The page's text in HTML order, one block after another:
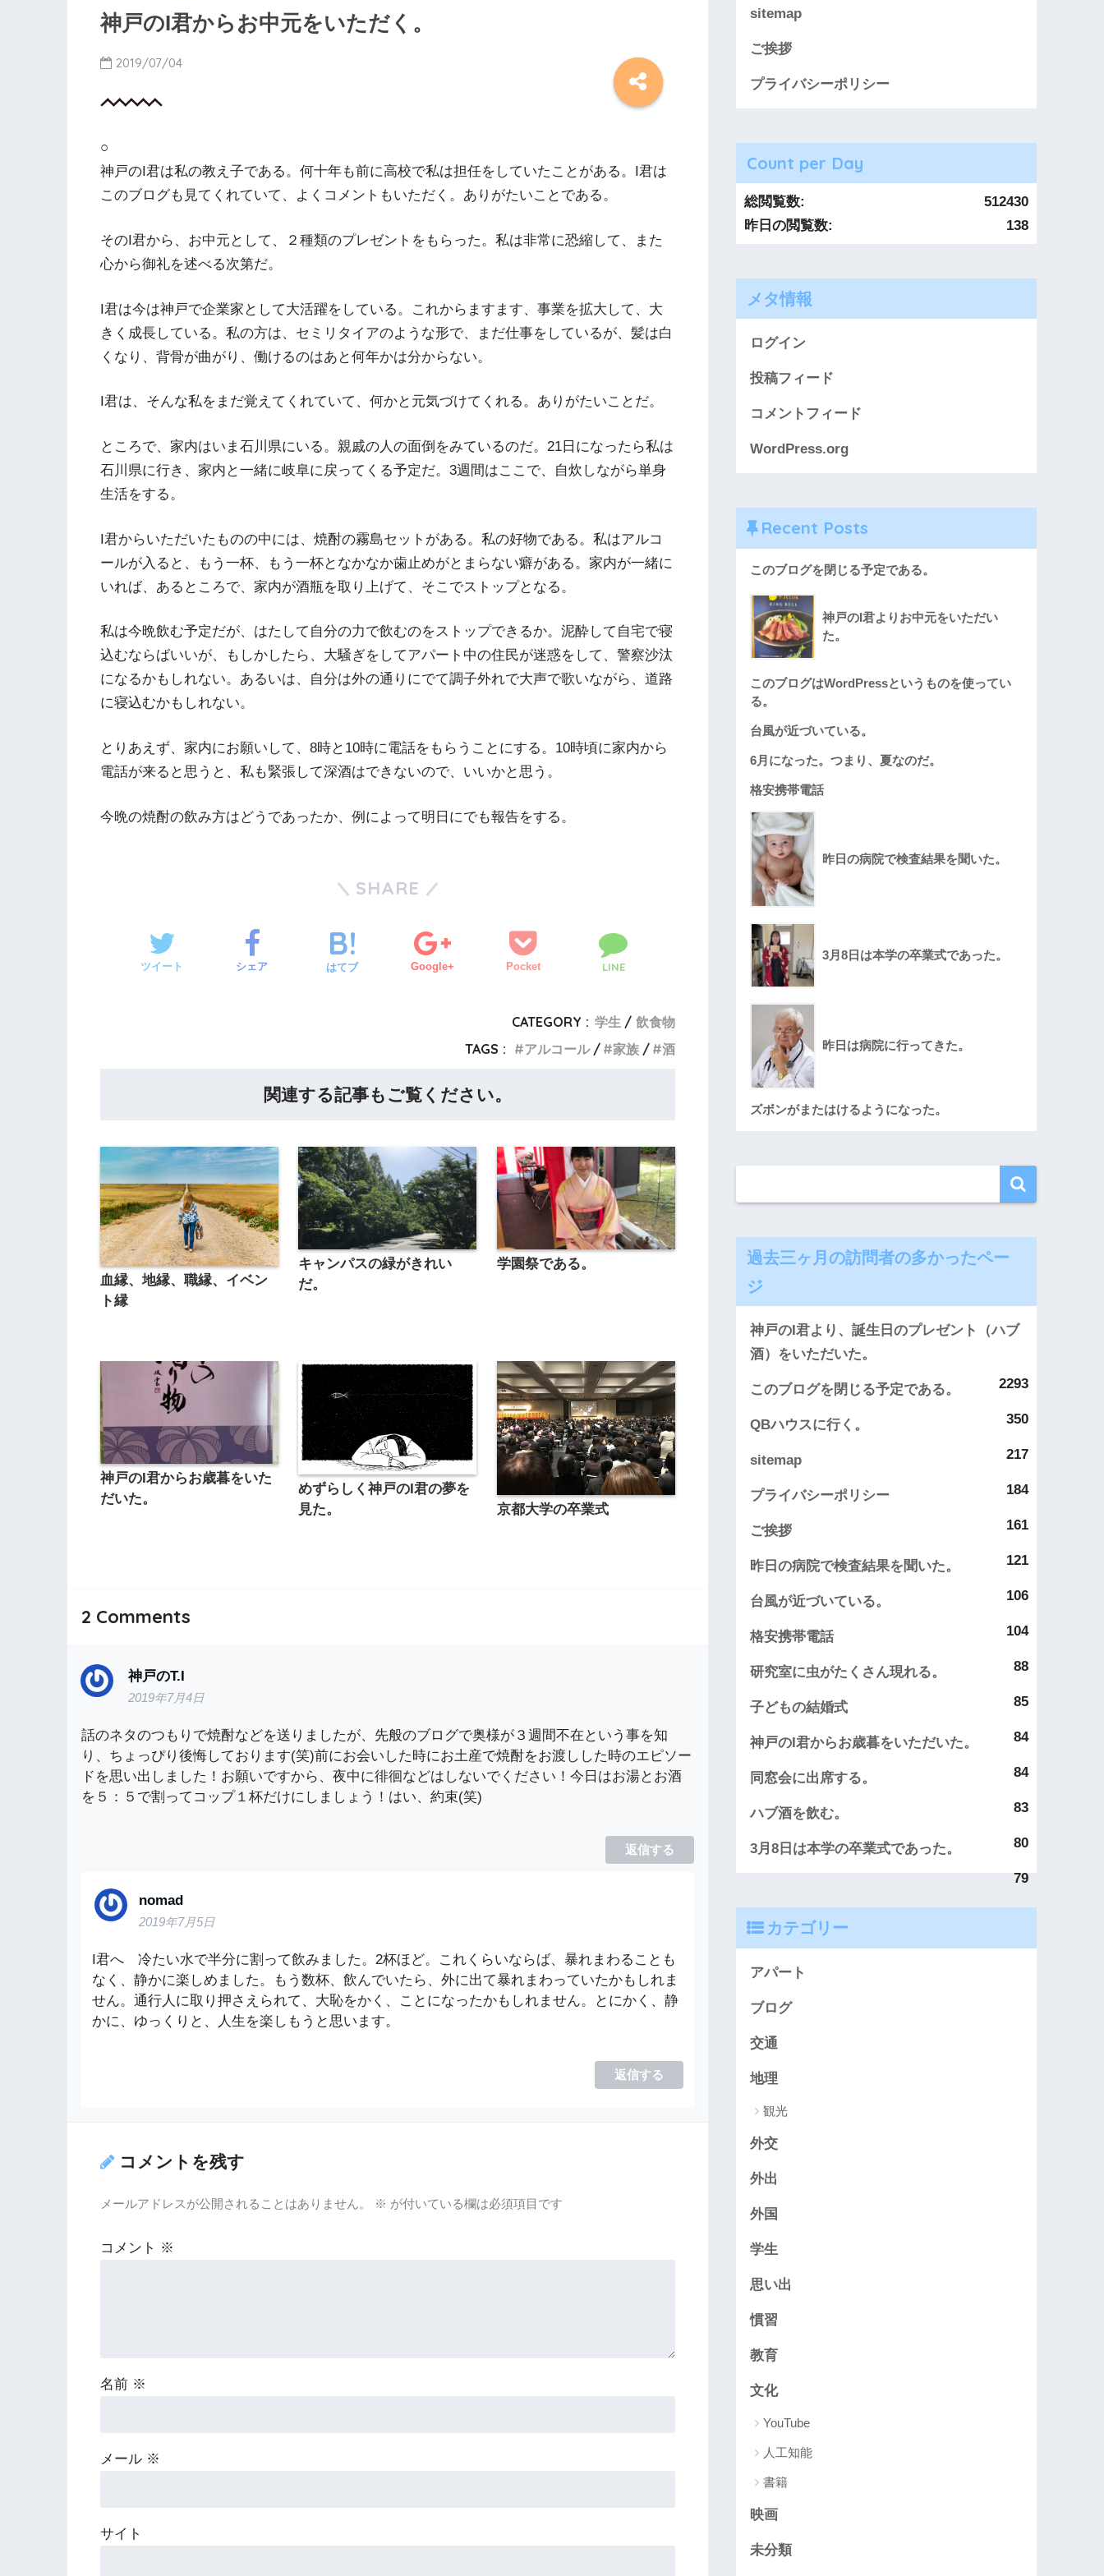
神戸のI君からお中元をいただく。
2019/07/04
○
神戸のI君は私の教え子である。何十年も前に高校で私は担任をしていたことがある。I君は
このブログも見てくれていて、よくコメントもいただく。ありがたいことである。
そのI君から、お中元として、２種類のプレゼントをもらった。私は非常に恐縮して、また
心から御礼を述べる次第だ。
I君は今は神戸で企業家として大活躍をしている。これからますます、事業を拡大して、大
きく成長している。私の方は、セミリタイアのような形で、まだ仕事をしているが、髪は白
くなり、背骨が曲がり、働けるのはあと何年かは分からない。
I君は、そんな私をまだ覚えてくれていて、何かと元気づけてくれる。ありがたいことだ。
ところで、家内はいま石川県にいる。親戚の人の面倒をみているのだ。21日になったら私は
石川県に行き、家内と一緒に岐阜に戻ってくる予定だ。3週間はここで、自炊しながら単身
生活をする。
I君からいただいたものの中には、焼酎の霧島セットがある。私の好物である。私はアルコ
ールが入ると、もう一杯、もう一杯となかなか歯止めがとまらない癖がある。家内が一緒に
いれば、あるところで、家内が酒瓶を取り上げて、そこでストップとなる。
私は今晩飲む予定だが、はたして自分の力で飲むのをストップできるか。泥酔して自宅で寝
込むならばいいが、もしかしたら、大騒ぎをしてアパート中の住民が迷惑をして、警察沙汰
になるかもしれない。あるいは、自分は外の通りにでて調子外れで大声で歌いながら、道路
に寝込むかもしれない。
とりあえず、家内にお願いして、8時と10時に電話をもらうことにする。10時頃に家内から
電話が来ると思うと、私も緊張して深酒はできないので、いいかと思う。
今晩の焼酎の飲み方はどうであったか、例によって明日にでも報告をする。
SHARE
ツイート シェア はてブ Google+ Pocket LINE
CATEGORY : 学生
飲食物
TAGS :
アルコール 家族 酒
関連する記事もご覧ください。
血縁、地縁、職縁、イベン
ト縁
キャンパスの緑がきれい
だ。
学園祭である。
神戸のI君からお歳暮をいた
だいた。
めずらしく神戸のI君の夢を
見た。
京都大学の卒業式
2 Comments
神戸のT.I
2019年7月4日
話のネタのつもりで焼酎などを送りましたが、先般のブログで奥様が３週間不在という事を知
り、ちょっぴり後悔しております(笑)前にお会いした時にお土産で焼酎をお渡しした時のエピソー
ドを思い出しました！お願いですから、夜中に徘徊などはしないでください！今日はお湯とお酒
を５：５で割ってコップ１杯だけにしましょう！はい、約束(笑)
返信する
nomad
2019年7月5日
I君へ 冷たい水で半分に割って飲みました。2杯ほど。これくらいならば、暴れまわることも
なく、静かに楽しめました。もう数杯、飲んでいたら、外に出て暴れまわっていたかもしれま
せん。通行人に取り押さえられて、大恥をかく、ことになったかもしれません。とにかく、静
かに、ゆっくりと、人生を楽しもうと思います。
返信する
コメントを残す
メールアドレスが公開されることはありません。 ※ が付いている欄は必須項目です
コメント ※
名前 ※
メール ※
サイト
sitemap
ご挨拶
プライバシーポリシー
Count per Day
512430
総閲覧数:
138
昨日の閲覧数:
メタ情報
ログイン
投稿フィード
コメントフィード
WordPress.org
Recent Posts
このブログを閉じる予定である。
神戸のI君よりお中元をいただい
た。
このブログはWordPressというものを使ってい
る。
台風が近づいている。
6月になった。つまり、夏なのだ。
格安携帯電話
昨日の病院で検査結果を聞いた。
3月8日は本学の卒業式であった。
昨日は病院に行ってきた。
ズボンがまたはけるようになった。
過去三ヶ月の訪問者の多かったペー
ジ
神戸のI君より、誕生日のプレゼント（ハブ
酒）をいただいた。
2293
このブログを閉じる予定である。
350
QBハウスに行く。
217
sitemap
184
プライバシーポリシー
161
ご挨拶
121
昨日の病院で検査結果を聞いた。
106
台風が近づいている。
104
格安携帯電話
88
研究室に虫がたくさん現れる。
85
子どもの結婚式
84
神戸のI君からお歳暮をいただいた。
84
同窓会に出席する。
83
ハブ酒を飲む。
80
3月8日は本学の卒業式であった。
79
カテゴリー
アパート
ブログ
交通
地理
観光
外交
外出
外国
学生
思い出
慣習
教育
文化
YouTube
人工知能
書籍
映画
未分類